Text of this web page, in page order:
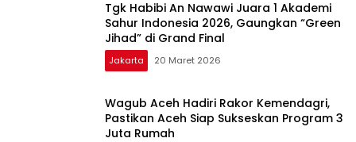
Tgk Habibi An Nawawi Juara 1 Akademi
Sahur Indonesia 2026, Gaungkan “Green
Jihad” di Grand Final
Jakarta 20 Maret 2026
Wagub Aceh Hadiri Rakor Kemendagri,
Pastikan Aceh Siap Sukseskan Program 3
Juta Rumah